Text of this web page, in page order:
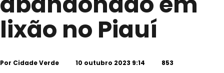
lixão no Piauí
Por Cidade Verde 10 outubro 2023 9:14 853